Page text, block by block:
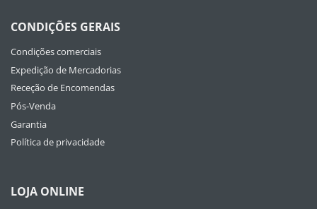
CONDIÇÕES GERAIS
Condições comerciais
Expedição de Mercadorias
Receção de Encomendas
Pós-Venda
Garantia
Política de privacidade
LOJA ONLINE